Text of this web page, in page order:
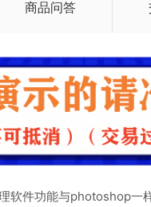
商品问答
软件功能与photoshop一